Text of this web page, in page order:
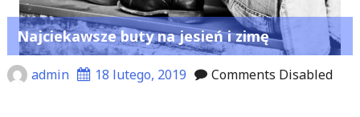
Najciekawsze buty na jesień i zimę
admin 18 lutego, 2019 Comments Disabled